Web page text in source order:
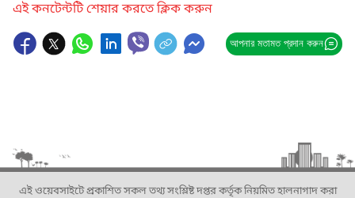
এই কনটেন্টটি শেয়ার করতে ক্লিক করুন
আপনার মতামত প্রদান করুন
এই ওয়েবসাইটে প্রকাশিত সকল তথ্য সংশ্লিষ্ট দপ্তর কর্তৃক নিয়মিত হালনাগাদ করা